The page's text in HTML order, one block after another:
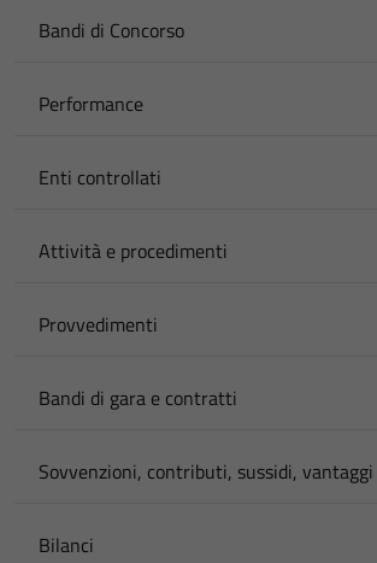
Bandi di Concorso
Performance
Enti controllati
Attività e procedimenti
Provvedimenti
Bandi di gara e contratti
Sovvenzioni, contributi, sussidi,
Bilanci